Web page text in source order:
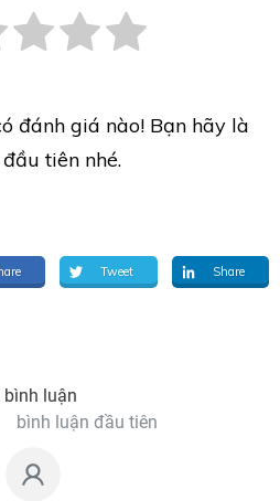
đánh giá nào! Bạn hãy là
tiên nhé.
Tweet Share
bình luận
bình luận đầu tiên